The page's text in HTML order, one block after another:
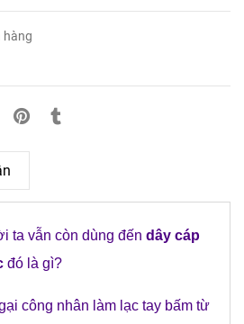
hàng
ta vẫn còn dùng đến dây cáp
đó là gì?
công nhân làm lạc tay bấm từ